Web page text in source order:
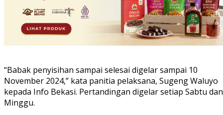
“Babak penyisihan sampai selesai digelar sampai 10
November 2024,” kata panitia pelaksana, Sugeng Waluyo
kepada Info Bekasi. Pertandingan digelar setiap Sabtu dan
Minggu.